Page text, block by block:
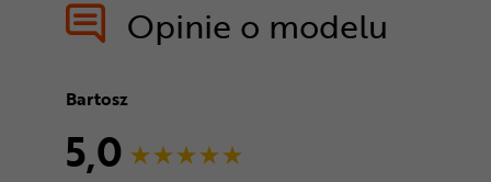
Opinie o modelu
Bartosz
5,0